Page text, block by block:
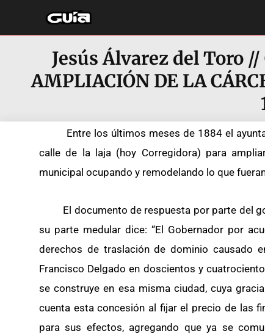
contenido
Jesús Álvarez del Toro //
AMPLIACIÓN DE LA
Entre los últimos meses de 1884 el
calle de la laja (hoy Corregidora) para
municipal ocupando y remodelando lo que
El documento de respuesta por parte del
su parte medular dice: “El Gobernador por
derechos de traslación de dominio causado
Francisco Delgado en doscientos y
se construye en esa misma ciudad, cuya
cuenta esta concesión al fijar el precio de las
para sus efectos, agregando que ya se